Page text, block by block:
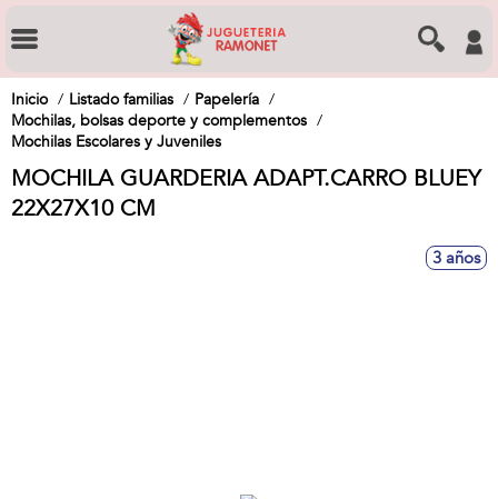
Inicio Listado familias
Papelería
Mochilas, bolsas deporte y complementos
Mochilas Escolares y Juveniles
MOCHILA GUARDERIA ADAPT.CARRO BLUEY
22X27X10 CM
3 años